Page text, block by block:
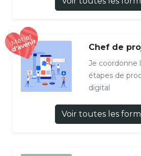
Chef de
Je coordonne
étapes de
digital
Voir toutes les